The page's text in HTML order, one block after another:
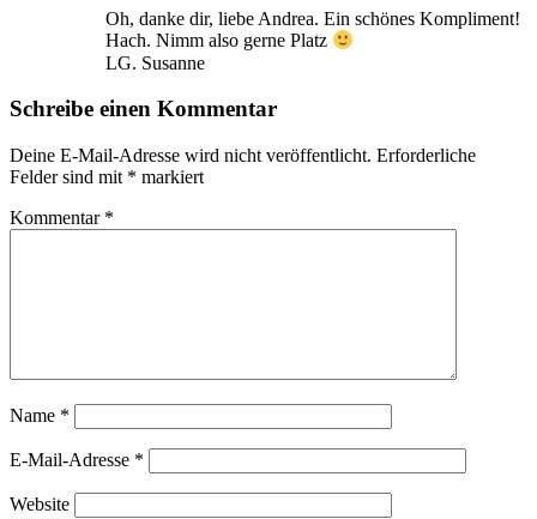
Oh, danke dir, liebe Andrea. Ein schönes Kompliment!
Hach. Nimm also gerne Platz
LG. Susanne
Schreibe einen Kommentar
Deine E-Mail-Adresse wird nicht veröffentlicht. Erforderliche
Felder sind mit * markiert
Kommentar *
Name *
E-Mail-Adresse *
Website